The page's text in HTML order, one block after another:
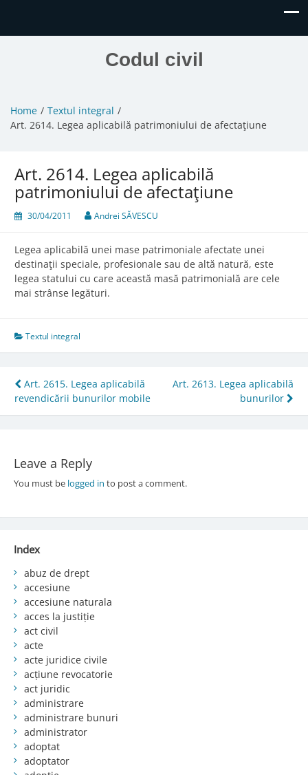
Codul civil
Home
Textul integral
Art. 2614. Legea aplicabilă patrimoniului de afectaţiune
Art. 2614. Legea aplicabilă
patrimoniului de afectaţiune
30/04/2011 Andrei SĂVESCU
Legea aplicabilă unei mase patrimoniale afectate unei
destinaţii speciale, profesionale sau de altă natură, este
legea statului cu care această masă patrimonială are cele
mai strânse legături.
Textul integral
Post
navigation
Art. 2615. Legea aplicabilă
revendicării bunurilor mobile
Art. 2613. Legea aplicabilă
bunurilor
Leave a Reply
You must be logged in to post a comment.
Index
abuz de drept
accesiune
accesiune naturala
acces la justiție
act civil
acte
acte juridice civile
acțiune revocatorie
act juridic
administrare
administrare bunuri
administrator
adoptat
adoptator